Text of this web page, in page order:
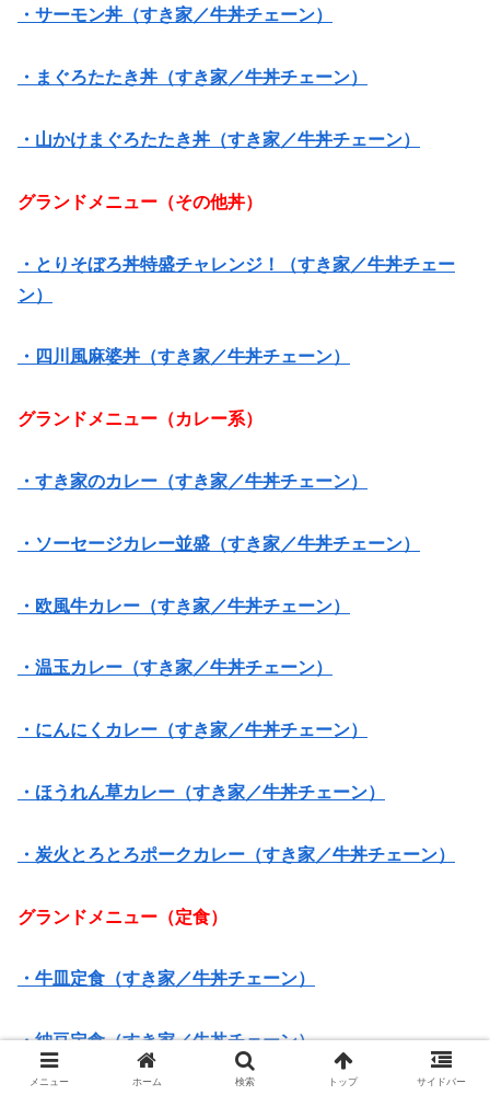
・サーモン丼（すき家／牛丼チェーン）
・まぐろたたき丼（すき家／牛丼チェーン）
・山かけまぐろたたき丼（すき家／牛丼チェーン）
グランドメニュー（その他丼）
・とりそぼろ丼特盛チャレンジ！（すき家／牛丼チェー
ン）
・四川風麻婆丼（すき家／牛丼チェーン）
グランドメニュー（カレー系）
・すき家のカレー（すき家／牛丼チェーン）
・ソーセージカレー並盛（すき家／牛丼チェーン）
・欧風牛カレー（すき家／牛丼チェーン）
・温玉カレー（すき家／牛丼チェーン）
・にんにくカレー（すき家／牛丼チェーン）
・ほうれん草カレー（すき家／牛丼チェーン）
・炭火とろとろポークカレー（すき家／牛丼チェーン）
グランドメニュー（定食）
・牛皿定食（すき家／牛丼チェーン）
・納豆定食（すき家／牛丼チェーン）
メニュー ホーム 検索 トップ サイドバー